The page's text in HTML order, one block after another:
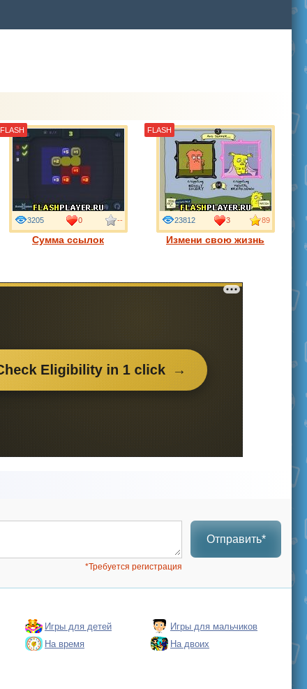
Сумма ссылок
3205 0 --
FLASH
Измени свою жизнь
23812 3 89
FLASH
Отправить*
*Требуется регистрация
Игры для детей
Игры для мальчиков
На время
На двоих